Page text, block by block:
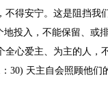
不得安宁。这是阻挡我
投入，不能保留、或排
全心爱主、为主的人，
： 30) 天主自会照顾他们